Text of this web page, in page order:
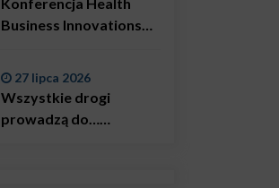
Business Innovations
27 lipca 2026
Wszystkie drogi
prowadzą do…